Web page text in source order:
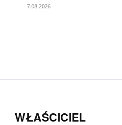
7.08.2026
WŁAŚCICIEL